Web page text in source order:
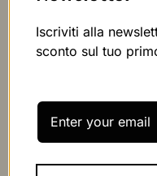
Ordini
Iscriviti alla
sconto sul tuo